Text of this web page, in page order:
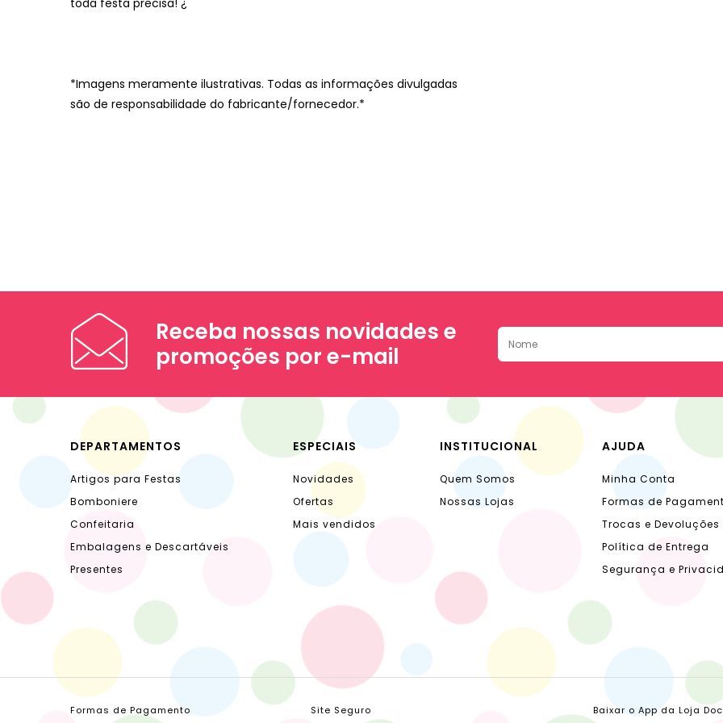
toda festa precisa! ¿
*Imagens meramente ilustrativas. Todas as informações divulgadas
são de responsabilidade do fabricante/fornecedor.*
Receba nossas novidades e
promoções por e-mail
DEPARTAMENTOS
Artigos para Festas
Bomboniere
Confeitaria
Embalagens e Descartáveis
Presentes
ESPECIAIS
Novidades
Ofertas
Mais vendidos
INSTITUCIONAL
Quem Somos
Nossas Lojas
AJUDA
Minha Conta
Formas de
Trocas e Devoluções
Política de Entrega
Segurança e
Formas de Pagamento Site Seguro Baixar o App da Loja